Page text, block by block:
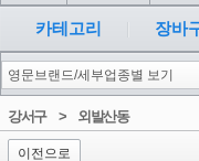
5 1-1 waitfor
6 1-1);
1
카테고리 장바
강서구> 외발산동
이전으로